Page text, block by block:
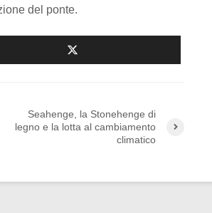
del ponte.
Seahenge, la Stonehenge di
legno e la lotta al cambiamento
climatico